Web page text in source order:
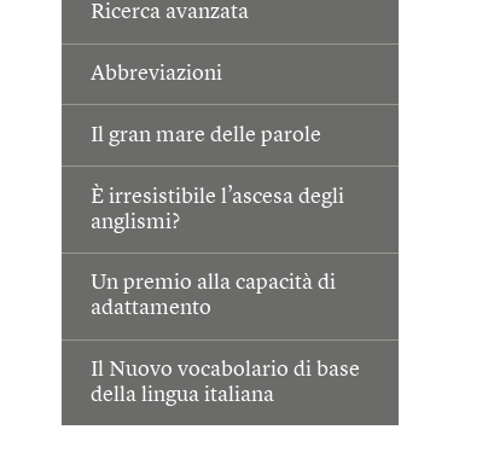
Ricerca avanzata
Abbreviazioni
Il gran mare delle parole
È irresistibile l’ascesa degli
anglismi?
Un premio alla capacità di
adattamento
Il Nuovo vocabolario di base
della lingua italiana